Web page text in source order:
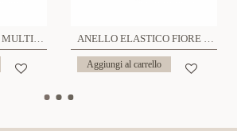
ANELLO ELASTICO MULTISTRATO SMALTATO - SW24464A178 ANELLO ELASTICO FIORE SMALTATO - SW24464A177
Aggiungi al carrello